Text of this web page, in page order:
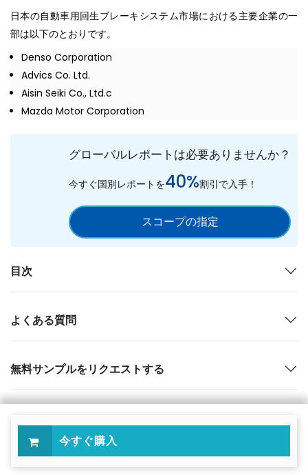
日本の自動車用回生ブレーキシステム市場における主要企業の一
部は以下のとおりです。
Denso Corporation
Advics Co. Ltd.
Aisin Seiki Co., Ltd.c
Mazda Motor Corporation
グローバルレポートは必要ありませんか？
今すぐ国別レポートを40%割引で入手！
スコープの指定
目次
よくある質問
無料サンプルをリクエストする
今すぐ購入